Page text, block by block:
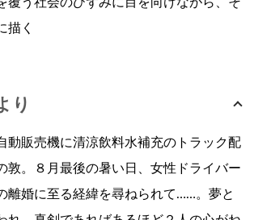
描く
り
動販売機に清涼飲料水補充のトラック配
敦。８月最後の暑い日、女性ドライバー
離婚に至る経緯を尋ねられて……。夢と